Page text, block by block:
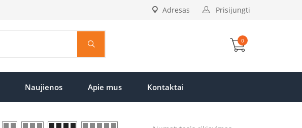
Prisijungti
Adresas
0
Naujienos Apie mus Kontaktai